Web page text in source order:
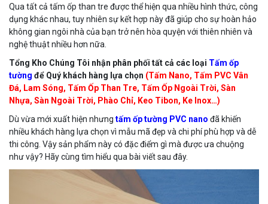
Qua tất cả tấm ốp than tre được thể hiện qua nhiều hình thức, công
dụng khác nhau, tuy nhiên sự kết hợp này đã giúp cho sự hoàn hảo
không gian ngôi nhà của bạn trở nên hòa quyện với thiên nhiên và
nghệ thuật nhiều hơn nữa.
Tổng Kho Chúng Tôi nhận phân phối tất cả các loại Tấm ốp
tường để Quý khách hàng lựa chọn (Tấm Nano, Tấm PVC Vân
Đá, Lam Sóng, Tấm Ốp Than Tre, Tấm Ốp Ngoài Trời, Sàn
Nhựa, Sàn Ngoài Trời, Phào Chỉ, Keo Tibon, Ke Inox…)
Dù vừa mới xuất hiện nhưng tấm ốp tường PVC nano đã khiến
nhiều khách hàng lựa chọn vì mẫu mã đẹp và chi phí phù hợp và dễ
thi công. Vậy sản phẩm này có đặc điểm gì mà được ưa chuộng
như vậy? Hãy cùng tìm hiểu qua bài viết sau đây.